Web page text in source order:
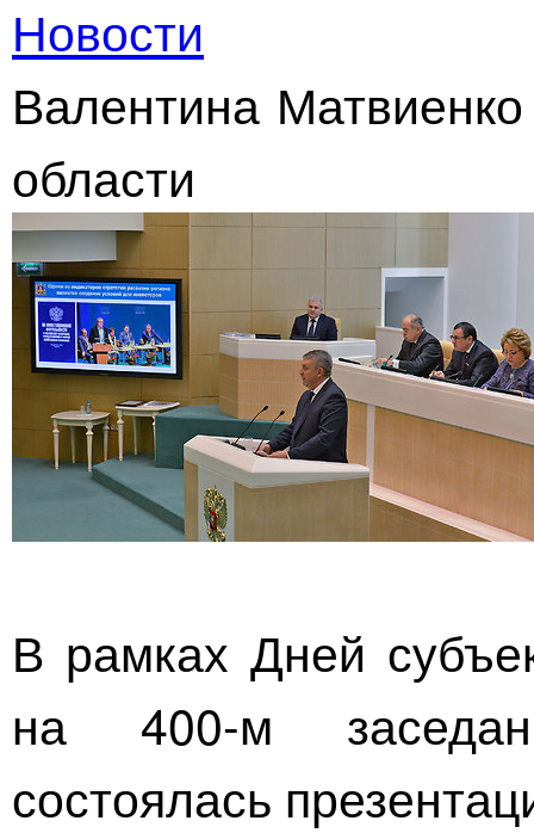
Новости
Валентина
области
В рамках Дней
на 400-м
состоялась